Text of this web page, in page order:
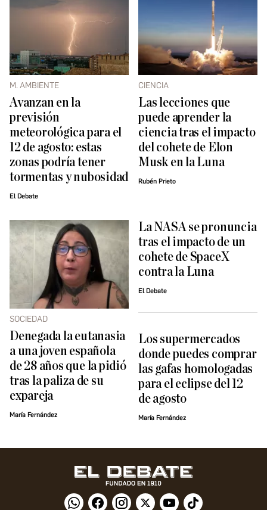
M. AMBIENTE
Avanzan en la
previsión
meteorológica para el
12 de agosto: estas
zonas podría tener
tormentas y nubosidad
El Debate
CIENCIA
Las lecciones que
puede aprender la
ciencia tras el impacto
del cohete de Elon
Musk en la Luna
Rubén Prieto
SOCIEDAD
Denegada la eutanasia
a una joven española
de 28 años que la pidió ​
tras la paliza de su
expareja
María Fernández
La NASA se pronuncia
tras el impacto de un
cohete de SpaceX
contra la Luna
El Debate
Los supermercados
donde puedes comprar
las gafas homologadas
para el eclipse del 12
de agosto
María Fernández